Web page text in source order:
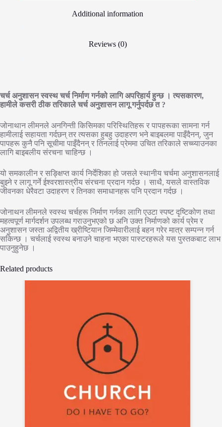
Additional information
Reviews (0)
चर्च अनुशासन स्वस्थ चर्च निर्माण गर्नको लागि अपरिहार्य हुन्छ । त्यसकारण,
हामीले कसरी ठीक तरिकाले चर्च अनुशासन लागू गर्नुपर्दछ त ?
जोनाथान लीमनले अनगिन्ती किसिमका परिस्थितिहरू र पापहरूका सामना गर्न
हामीलाई सहायता गर्दछन् तर त्यसका हुबहु उदाहरण भने बाइबलमा पाइँदैनन्, जुन
पापहरू कुनै पनि सूचीमा पाइँदैनन् र तिनलाई प्रेममा उचित तरिकाले सच्च्याउनका
लागि बाइबलीय संरचना चाहिन्छ ।
यो समकालीन र सङ्क्षिप्त कार्य निर्देशिका हो जसले स्थानीय चर्चमा अनुशासनलाई
बुझ्ने र लागू गर्ने ईश्वरशास्त्रीय संरचना प्रदान गर्दछ । साथै, यसले वास्तविक
जीवनका धेरैवटा उदाहरण र तिनका समाधानहरू पनि प्रदान गर्दछ ।
जोनाथन लीमनले स्वस्थ चर्चहरू निर्माण गर्नका लागि एउटा स्पष्ट दृष्टिकोण तथा
महत्वपूर्ण मार्गदर्शन उपलब्ध गराउनुभएको छ अनि उक्त निर्माणको कार्य प्रेम र
अनुशासन जस्ता अद्वितीय ख्रीष्टियान जिम्मेवारीलाई बहन गरेर मात्र सम्पन्न गर्न
सकिन्छ । चर्चलाई स्वस्थ बनाउने चाहना भएका पास्टरहरूले यस पुस्तकबाट लाभ
पाउनुहुनेछ ।
Related products